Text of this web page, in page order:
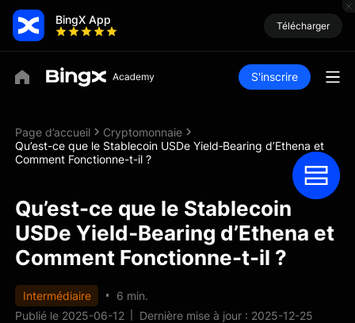
BingX App Télécharger
S'inscrire
Page d’accueil
Cryptomonnaie
Qu’est-ce que le Stablecoin USDe Yield‑Bearing d’Ethena et
Comment Fonctionne-t-il ?
Qu’est-ce que le Stablecoin
USDe Yield‑Bearing d’Ethena et
Comment Fonctionne-t-il ?
Intermédiaire
6 min.
Publié le 2025-06-12
Dernière mise à jour : 2025-12-25